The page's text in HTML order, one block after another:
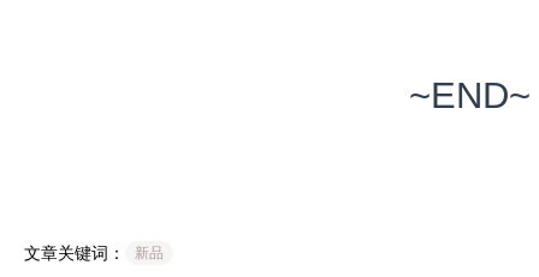
~END~
文章关键词： 新品